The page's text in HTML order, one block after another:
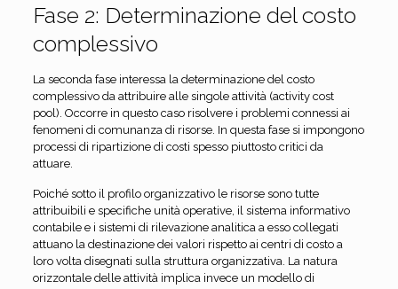
Fase 2: Determinazione del costo
complessivo
La seconda fase interessa la determinazione del costo
complessivo da attribuire alle singole attività (activity cost
pool). Occorre in questo caso risolvere i problemi connessi ai
fenomeni di comunanza di risorse. In questa fase si impongono
processi di ripartizione di costi spesso piuttosto critici da
attuare.
Poiché sotto il profilo organizzativo le risorse sono tutte
attribuibili e specifiche unità operative, il sistema informativo
contabile e i sistemi di rilevazione analitica a esso collegati
attuano la destinazione dei valori rispetto ai centri di costo a
loro volta disegnati sulla struttura organizzativa. La natura
orizzontale delle attività implica invece un modello di